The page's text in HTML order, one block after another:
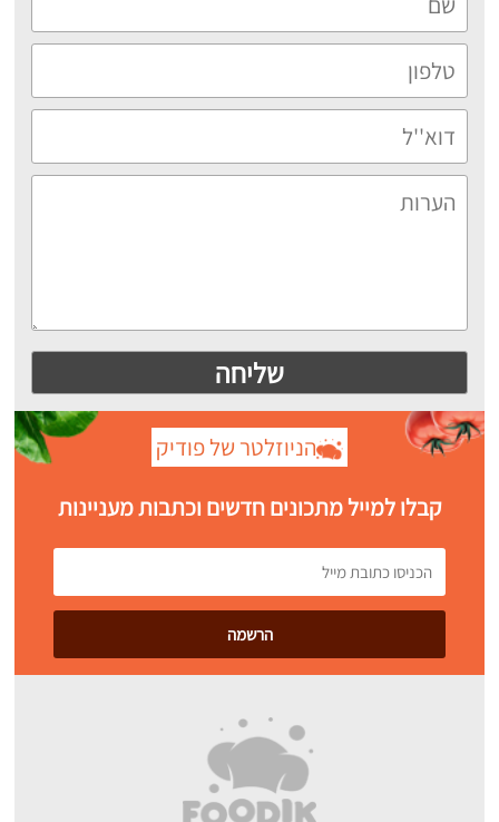
הניוזלטר של פודיק
קבלו למייל מתכונים חדשים וכתבות מעניינות